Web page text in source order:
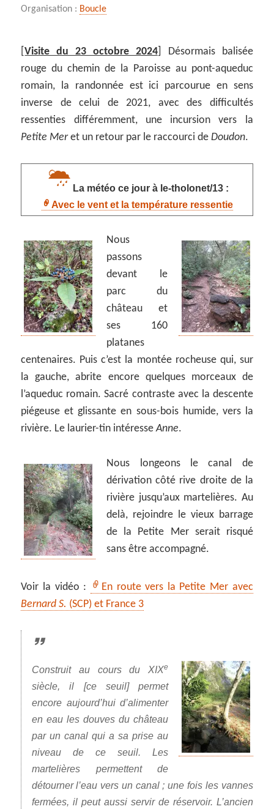
Organisation : Boucle
[Visite du 23 octobre 2024] Désormais balisée
rouge du chemin de la Paroisse au pont-aqueduc
romain, la randonnée est ici parcourue en sens
inverse de celui de 2021, avec des difficultés
ressenties différemment, une incursion vers la
Petite Meret un retour par le raccourci deDoudon.
La météo ce jour à le-tholonet/13 :
Avec le vent et la température ressentie
Nous
passons
devant le
parc du
château et
ses 160
platanes
centenaires. Puis c’est la montée rocheuse qui, sur
la gauche, abrite encore quelques morceaux de
l’aqueduc romain. Sacré contraste avec la descente
piégeuse et glissante en sous-bois humide, vers la
rivière. Le laurier-tin intéresseAnne.
Nous longeons le canal de
dérivation côté rive droite de la
rivière jusqu’aux martelières. Au
delà, rejoindre le vieux barrage
de la Petite Mer serait risqué
sans être accompagné.
Voir la vidéo :
En route vers la Petite Mer avec
Bernard S. (SCP) et France 3
Construit au cours du XIXe
siècle, il [ce seuil] permet
encore aujourd’hui d’alimenter
en eau les douves du château
par un canal qui a sa prise au
niveau de ce seuil. Les
martelières permettent de
détourner l’eau vers un canal ; une fois les vannes
fermées, il peut aussi servir de réservoir. L’ancien